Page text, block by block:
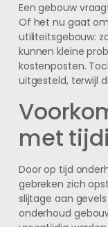
Een gebouw
Of het nu gaat
utiliteitsgebouw:
kunnen kleine
kostenposten.
uitgesteld, terwijl
met
Door op tijd
gebreken zich
slijtage aan
onderhoud